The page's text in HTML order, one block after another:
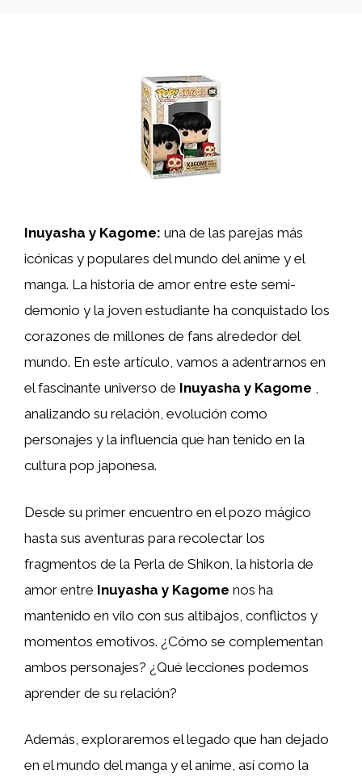
Inuyasha y Kagome: una de las parejas más
icónicas y populares del mundo del anime y el
manga. La historia de amor entre este semi-
demonio y la joven estudiante ha conquistado los
corazones de millones de fans alrededor del
mundo. En este artículo, vamos a adentrarnos en
el fascinante universo de Inuyasha y Kagome ,
analizando su relación, evolución como
personajes y la influencia que han tenido en la
cultura pop japonesa.
Desde su primer encuentro en el pozo mágico
hasta sus aventuras para recolectar los
fragmentos de la Perla de Shikon, la historia de
amor entre Inuyasha y Kagome nos ha
mantenido en vilo con sus altibajos, conflictos y
momentos emotivos. ¿Cómo se complementan
ambos personajes? ¿Qué lecciones podemos
aprender de su relación?
Además, exploraremos el legado que han dejado
en el mundo del manga y el anime, así como la